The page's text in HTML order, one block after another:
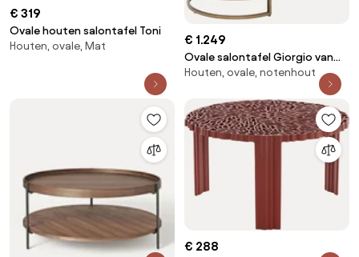
€ 319
Ovale houten salontafel Toni
Houten, ovale, Mat
€ 1.249
Ovale salontafel Giorgio van
walnoothout
Houten, ovale, notenhout
€ 288